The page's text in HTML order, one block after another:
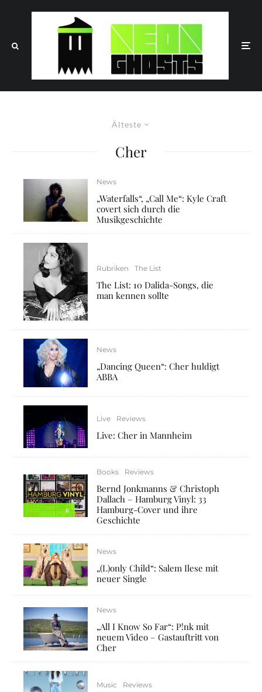
Älteste
Cher
News
„Waterfalls“, „Call Me“: Kyle Craft
covert sich durch die
Musikgeschichte
Rubriken The List
The List: 10 Dalida-Songs, die
man kennen sollte
News
„Dancing Queen“: Cher huldigt
ABBA
Live Reviews
Live: Cher in Mannheim
8
Books Reviews
Bernd Jonkmanns & Christoph
Dallach – Hamburg Vinyl: 33
Hamburg-Cover und ihre
Geschichte
News
„(L)only Child“: Salem Ilese mit
neuer Single
News
„All I Know So Far“: P!nk mit
neuem Video – Gastauftritt von
Cher
Music Reviews